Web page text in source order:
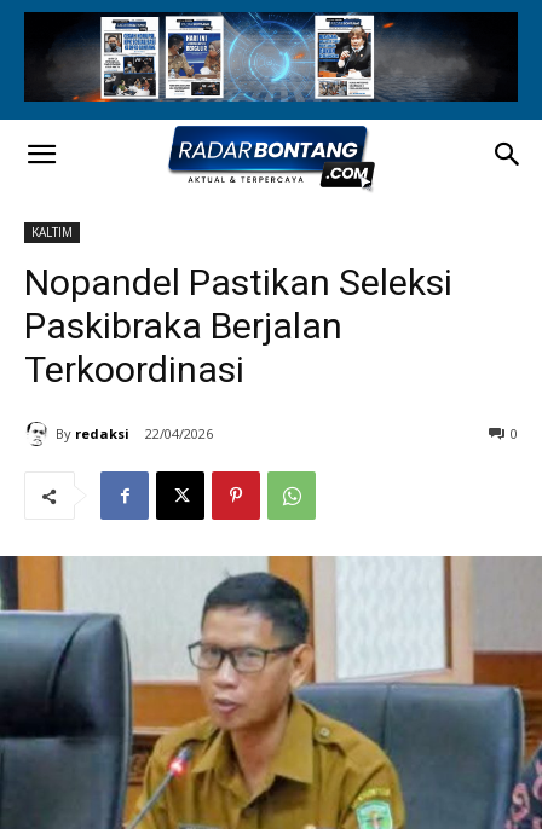
KALTIM
Nopandel Pastikan Seleksi
Paskibraka Berjalan
Terkoordinasi
By redaksi 22/04/2026 0